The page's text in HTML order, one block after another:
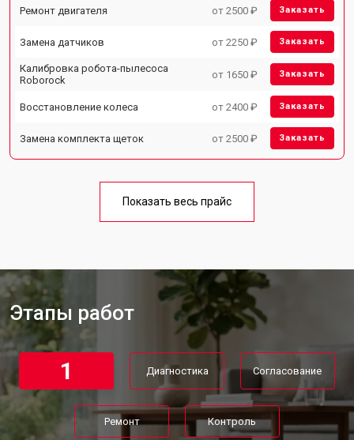
Ремонт двигателя от 2500 ₽ Заказать
Замена датчиков от 2250 ₽ Заказать
Калибровка робота-пылесоса
Roborock
от 1650 ₽ Заказать
Восстановление колеса от 2400 ₽ Заказать
Замена комплекта щеток от 2500 ₽ Заказать
Показать весь прайс
Этапы работ
1 Диагностика Согласование
Ремонт Контроль